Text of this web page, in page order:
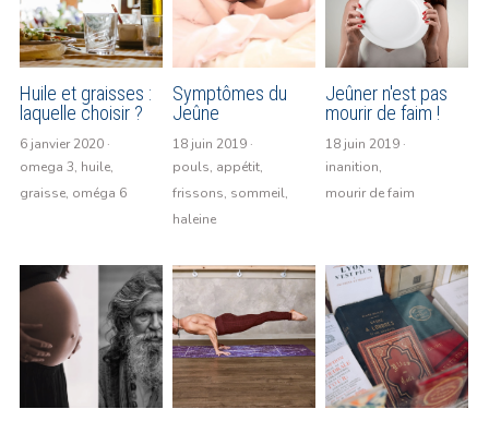
Huile et graisses :
laquelle choisir ?
6 janvier 2020·
omega 3, huile,
graisse, oméga 6
Symptômes du
Jeûne
18 juin 2019·
pouls, appétit,
frissons, sommeil,
haleine
Jeûner n'est pas
mourir de faim !
18 juin 2019·
inanition,
mourir de faim